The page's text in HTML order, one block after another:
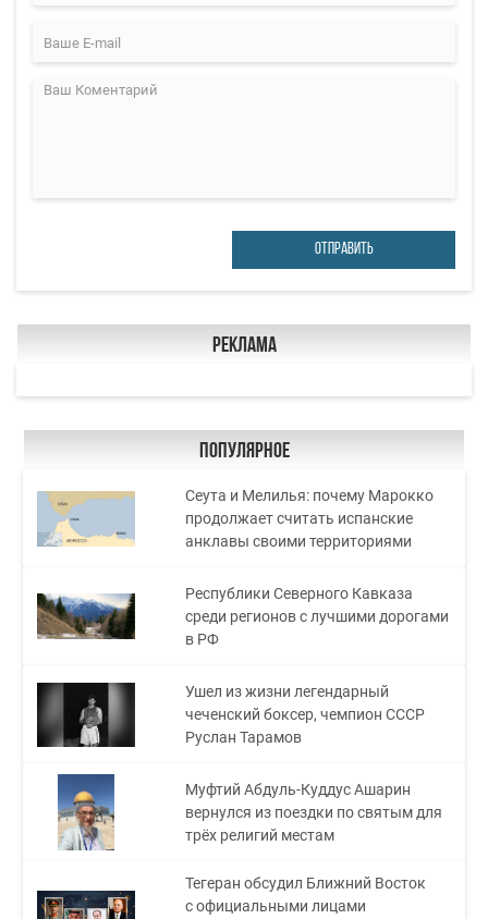
ОТПРАВИТЬ
Реклама
Популярное
Сеута и Мелилья: почему Марокко
продолжает считать испанские
анклавы своими территориями
Республики Северного Кавказа
среди регионов с лучшими дорогами
в РФ
Ушел из жизни легендарный
чеченский боксер, чемпион СССР
Руслан Тарамов
Муфтий Абдуль-Куддус Ашарин
вернулся из поездки по святым для
трёх религий местам
Тегеран обсудил Ближний Восток
с официальными лицами